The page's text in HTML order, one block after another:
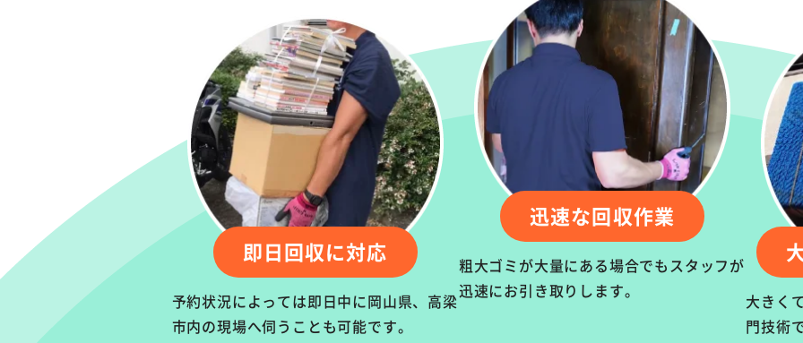
即日回収に対応
予約状況によっては即日中に岡山県、高梁
市内の現場へ伺うことも可能です。
迅速な回収作業
粗大ゴミが大量にある場合でもスタッフが
迅速にお引き取りします。
大きく
門技術